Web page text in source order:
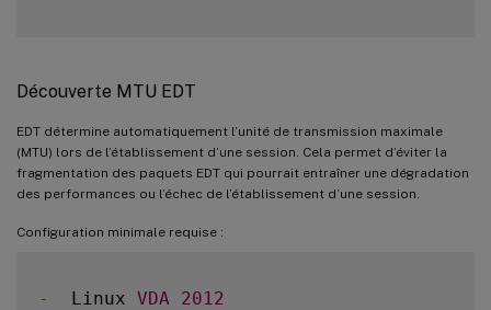
Découverte MTU EDT
EDT détermine automatiquement l’unité de transmission maximale
(MTU) lors de l’établissement d’une session. Cela permet d’éviter la
fragmentation des paquets EDT qui pourrait entraîner une dégradation
des performances ou l’échec de l’établissement d’une session.
Configuration minimale requise :
-
  Linux
VDA
2012